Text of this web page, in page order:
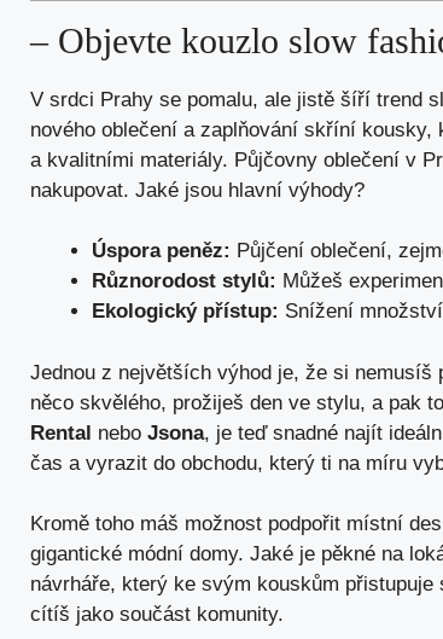
– Objevte kouzlo slow
V srdci Prahy se pomalu, ale jistě šíří trend
nového oblečení a zaplňování skříní
a kvalitními materiály. Půjčovny oblečení v
nakupovat. Jaké jsou hlavní výhody?
Úspora peněz: Půjčení oblečení,
Různorodost stylů: Můžeš
Ekologický přístup: Snížení
Jednou z největších výhod je, že si
něco skvělého, prožiješ den ve stylu, a pak
Rental nebo Jsona, je teď snadné najít
čas a vyrazit do obchodu, který ti na míru
Kromě toho máš možnost podpořit místní
gigantické módní domy. Jaké je pěkné na
návrháře, který ke svým kouskům
cítíš jako součást komunity.